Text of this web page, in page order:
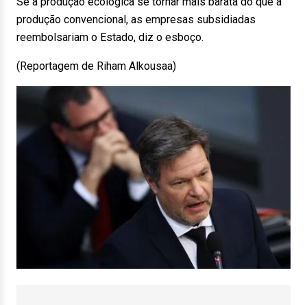
produção convencional, as empresas subsidiadas
reembolsariam o Estado, diz o esboço.
(Reportagem de Riham Alkousaa)